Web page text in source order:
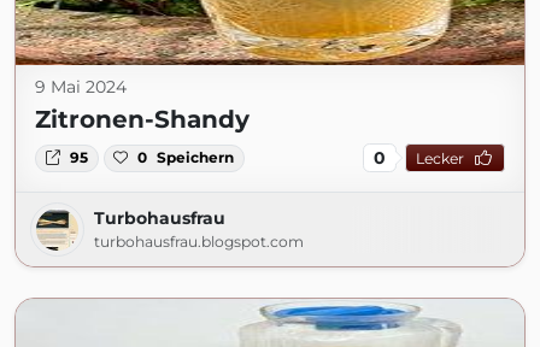
9 Mai 2024
Zitronen-Shandy
95 0 Speichern 0 Lecker
Turbohausfrau
turbohausfrau.blogspot.com